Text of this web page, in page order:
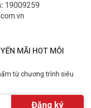
19009259
MÃI HOT MỖI
từ chương trình siêu